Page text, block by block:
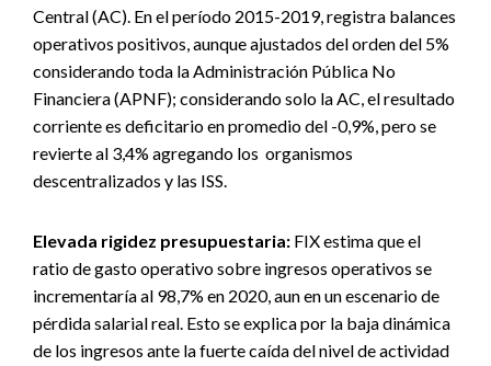
Central (AC). En el período 2015-2019, registra balances
operativos positivos, aunque ajustados del orden del 5%
considerando toda la Administración Pública No
Financiera (APNF); considerando solo la AC, el resultado
corriente es deficitario en promedio del -0,9%, pero se
revierte al 3,4% agregando los organismos
descentralizados y las ISS.
Elevada rigidez presupuestaria: FIX estima que el
ratio de gasto operativo sobre ingresos operativos se
incrementaría al 98,7% en 2020, aun en un escenario de
pérdida salarial real. Esto se explica por la baja dinámica
de los ingresos ante la fuerte caída del nivel de actividad